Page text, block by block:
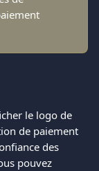
le logo de
de paiement
des
pouvez